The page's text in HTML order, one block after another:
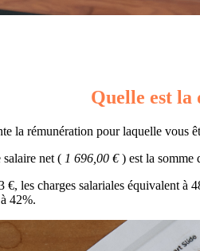
Quelle est la
la rémunération pour laquelle vous
net ( 1 696,00 €) est la somme
€, les charges salariales équivalent à
42%.